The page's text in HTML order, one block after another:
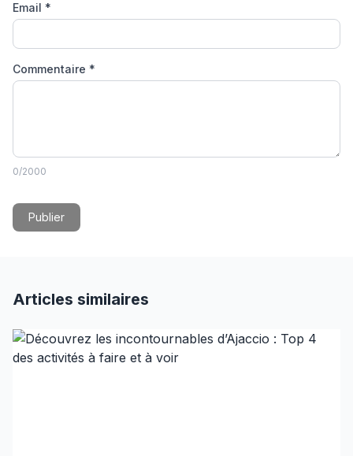
Email *
Commentaire *
0/2000
Publier
Articles similaires